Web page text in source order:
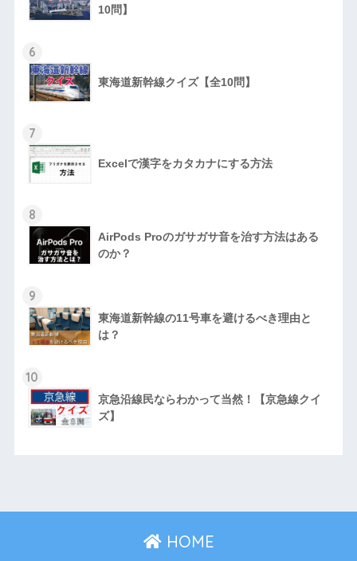
10問】
6
東海道新幹線クイズ【全10問】
7
Excelで漢字をカタカナにする方法
8
AirPods Proのガサガサ音を治す方法はある
のか？
9
東海道新幹線の11号車を避けるべき理由と
は？
10
京急沿線民ならわかって当然！【京急線クイ
ズ】
HOME